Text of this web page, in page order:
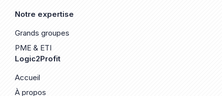
Notre expertise
Grands groupes
PME & ETI
Logic2Profit
Accueil
À propos